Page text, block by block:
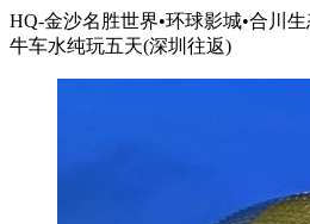
HQ-金沙名胜世界•环球影城•合川
牛车水纯玩五天(深圳往返)